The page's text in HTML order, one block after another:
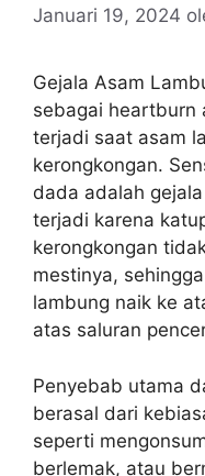
Januari 19, 2024
Gejala Asam
sebagai heartburn
terjadi saat asam
kerongkongan.
dada adalah
terjadi karena
kerongkongan
mestinya,
lambung naik ke
atas saluran
Penyebab utama
berasal dari
seperti
berlemak, atau